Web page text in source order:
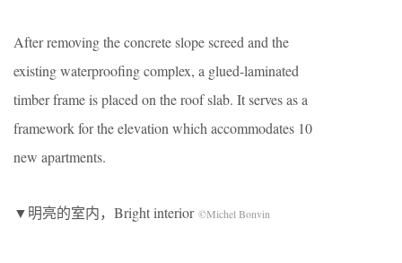
After removing the concrete slope screed and the
existing waterproofing complex, a glued-laminated
timber frame is placed on the roof slab. It serves as a
framework for the elevation which accommodates 10
new apartments.
▼明亮的室内，Bright interior ©Michel Bonvin